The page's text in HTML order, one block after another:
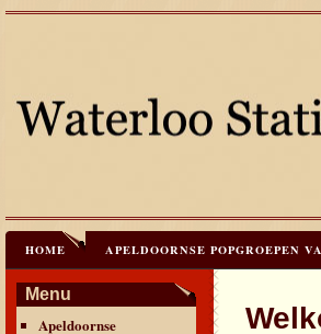
HOME APELDOORNSE POPGROEPEN
JAREN 60 FESTIVALS & REÜNIES
CONTACT & VERANTWOORDING
Menu
Apeldoornse